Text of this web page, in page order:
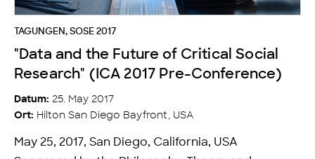
TAGUNGEN, SOSE 2017
"Data and the Future of Critical Social
Research" (ICA 2017 Pre-Conference)
Datum: 25. May 2017
Ort: Hilton San Diego Bayfront, USA
May 25, 2017, San Diego, California, USA